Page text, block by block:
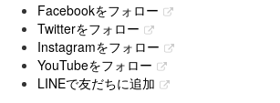
Facebookをフォロー
Twitterをフォロー
Instagramをフォロー
YouTubeをフォロー
LINEで友だちに追加